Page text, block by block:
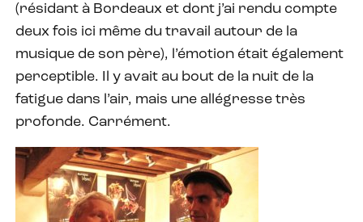
(résidant à Bordeaux et dont j’ai rendu compte
deux fois ici même du travail autour de la
musique de son père), l’émotion était également
perceptible. Il y avait au bout de la nuit de la
fatigue dans l’air, mais une allégresse très
profonde. Carrément.